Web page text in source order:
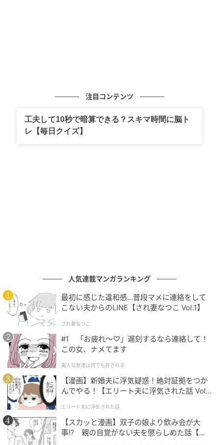
注目コンテンツ
工夫して10秒で暗算できる？スキマ時間に脳ト
レ【毎日クイズ】
人気連載マンガランキング
最初に感じた違和感…普段マメに連絡をして
こない夫からのLINE【され妻なつこ Vol.1】
され妻なつこ
#1 「お疲れ〜♡」遅刻するなら連絡して！
この女、ナメてます
美人な友達は何でも許される
【漫画】新婚夫に浮気疑惑！絶対証拠をつか
んでやる！【エリート夫に浮気された話 Vol.
エリート夫に浮気された話
【スカッと漫画】双子の娘より飲み会が大
事!? 親の自覚がない夫を懲らしめた話【第1